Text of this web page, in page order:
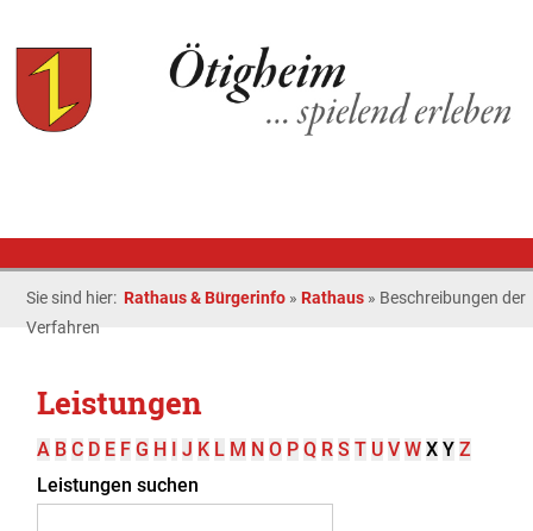
Sie sind hier: Rathaus & Bürgerinfo » Rathaus » Beschreibungen der
Verfahren
Leistungen
A B C D E F G H I J K L M N O P Q R S T U V W X Y Z
Leistungen suchen